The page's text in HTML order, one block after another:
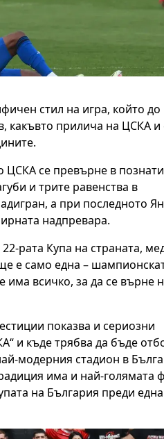
стил на игра, който до
какъвто прилича на ЦСКА и
ЦСКА се превърне в
и трите равенства в
а при последното
надпревара.
рата Купа на страната,
е само една –
всичко, за да се върне
показва и сериозни
и къде трябва да бъде
модерния стадион в
има и най-голямата
на България преди една